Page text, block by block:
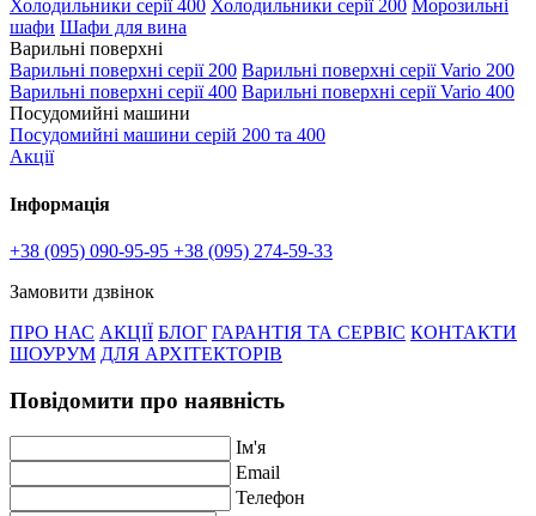
Холодильники серії 400 Холодильники серії 200 Морозильні
шафи Шафи для вина
Варильні поверхні
Варильні поверхні серії 200 Варильні поверхні серії Vario 200
Варильні поверхні серії 400 Варильні поверхні серії Vario 400
Посудомийні машини
Посудомийні машини серій 200 та 400
Акції
Інформація
+38 (095) 090-95-95 +38 (095) 274-59-33
Замовити дзвінок
ПРО НАС АКЦІЇ БЛОГ ГАРАНТІЯ ТА СЕРВІС КОНТАКТИ
ШОУРУМ ДЛЯ АРХІТЕКТОРІВ
Повідомити про наявність
Ім'я
Email
Телефон